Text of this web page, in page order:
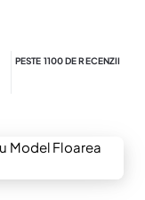
PESTE 1100 DE RECENZII